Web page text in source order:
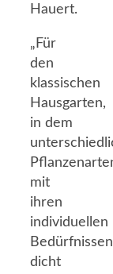
Hauert.
„Für
den
klassischen
Hausgarten,
in dem
mit
ihren
individuellen
Bedürfnissen
dicht